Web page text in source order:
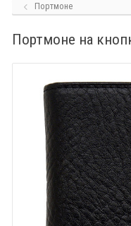
Портмоне
Портмоне на